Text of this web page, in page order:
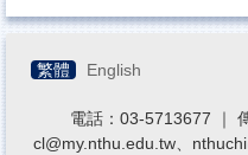
繁體 English
電話：03-5713677 ｜
cl@my.nthu.edu.tw、